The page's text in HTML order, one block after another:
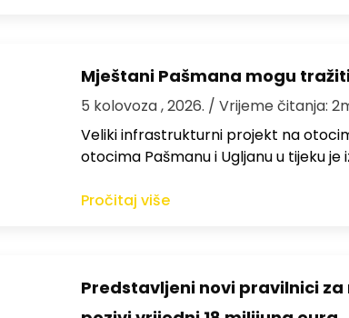
Mještani Pašmana mogu
5 kolovoza , 2026. / Vrijeme čitanja:
Veliki infrastrukturni projekt na
otocima Pašmanu i Ugljanu u tijeku
Pročitaj više
Predstavljeni novi pravilnici